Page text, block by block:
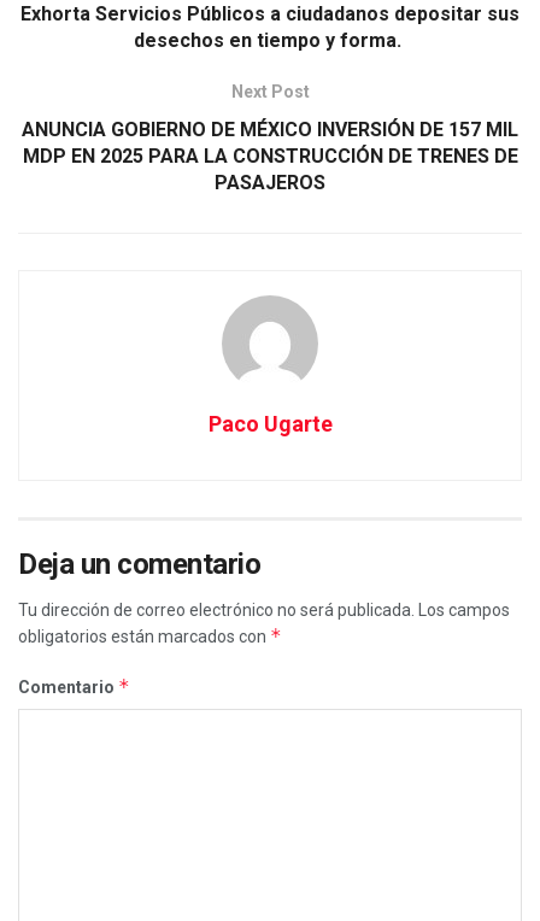
Exhorta Servicios Públicos a ciudadanos depositar sus
desechos en tiempo y forma.
Next Post
ANUNCIA GOBIERNO DE MÉXICO INVERSIÓN DE 157 MIL
MDP EN 2025 PARA LA CONSTRUCCIÓN DE TRENES DE
PASAJEROS
Paco Ugarte
Deja un comentario
Tu dirección de correo electrónico no será publicada.
Los campos
obligatorios están marcados con *
Comentario *